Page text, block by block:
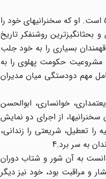
دوران چهارم زندگی شریعتی که مهمترین دوران زندگی اجتماعی او به حساب میآید، متعلق به سالهای 48 تا 54 است. او که سخنرانیهای خود را
و بحثانگیزترین روشنفکر تاریخ
بسیاری را به خود جلب
و محتوای این بیانات، مشروعیت حکومت پهلوی را به
مهم دودستگی میان مدیران
خوانساری، ابوالحسن
از اجرای دو نمایش
بر آن نمایشها احساس خطر میکرد، بهانه به دست آورد تا در سال 51 حسینیه را تعطیل، شریعتی را زندانی،
به آن شور و شتاب دوران
و مراقبت بود، خود نیز دیگر